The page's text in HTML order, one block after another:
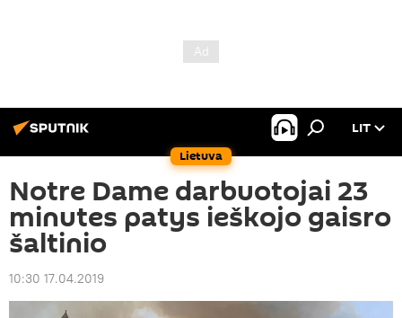
Lietuva
LIT
Notre Dame darbuotojai 23
minutes patys ieškojo gaisro
šaltinio
10:30 17.04.2019